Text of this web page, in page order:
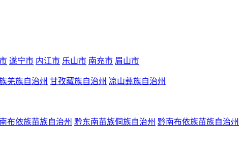
遂宁市 内江市 乐山市 南充市 眉山市
羌族自治州 甘孜藏族自治州 凉山彝族自治州
布依族苗族自治州 黔东南苗族侗族自治州 黔南布依族苗族自治州